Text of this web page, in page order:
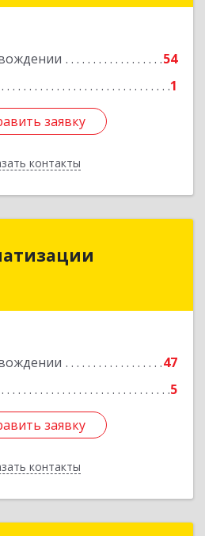
54
1
заявку
контакты
заявку
Назад
47
5
заявку
контакты
обл, Протвино г, Ленина
заявку
Назад